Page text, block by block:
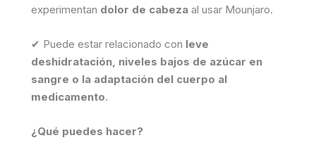
experimentan dolor de cabeza al usar Mounjaro.
✔ Puede estar relacionado con leve
deshidratación, niveles bajos de azúcar en
sangre o la adaptación del cuerpo al
medicamento.
¿Qué puedes hacer?